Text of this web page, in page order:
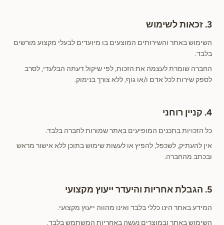
3. זכאות לשימוש
השימוש באתר והשירותים המוצעים בו מיועדים לבעלי מקצוע מורשים
בלבד.
החברה שומרת לעצמה את הזכות, לפי שיקול דעתה הבלעדי, לסרב
לספק שירות לכל אדם ו/או גוף, ללא צורך בנימוק.
4. קניין רוחני
כל הזכויות בתכנים המופיעים באתר שמורות לחברה בלבד.
אין להעתיק, לשכפל, להפיץ או לעשות שימוש בתוכן ללא אישור מראש
ובכתב מהחברה.
5. הגבלת אחריות והיעדר ייעוץ מקצועי
המידע באתר הינו כללי בלבד ואינו מהווה ייעוץ מקצועי.
השימוש באתר ובמוצרים נעשה באחריות המשתמש בלבד.